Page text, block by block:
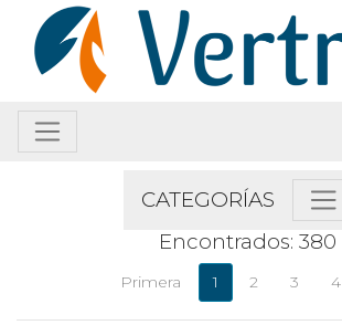
CATEGORÍAS
Encontrados: 380
Primera 1 2 3 4